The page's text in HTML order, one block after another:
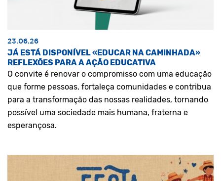
23.06.26
JÁ ESTÁ DISPONÍVEL «EDUCAR NA CAMINHADA»
REFLEXÕES PARA A AÇÃO EDUCATIVA
O convite é renovar o compromisso com uma educação
que forme pessoas, fortaleça comunidades e contribua
para a transformação das nossas realidades, tornando
possível uma sociedade mais humana, fraterna e
esperançosa.